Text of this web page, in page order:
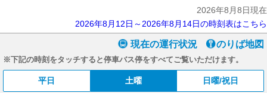
2026年8月8日現在
2026年8月12日～2026年8月14日の時刻表はこちら
現在の運行状況 のりば地図
※下記の時刻をタッチすると停車バス停をすべてご覧いただけます。
平日 土曜 日曜/祝日